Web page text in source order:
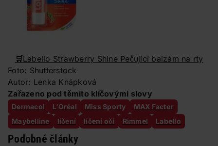
🛒Labello Strawberry Shine Pečující balzám na rty
Foto: Shutterstock
Autor: Lenka Knápková
Zařazeno pod těmito klíčovými slovy
Dermacol L‘Oréal Miss Sporty
MAX Factor
Maybelline
líčení líčení očí Rimmel Labello
Podobné články